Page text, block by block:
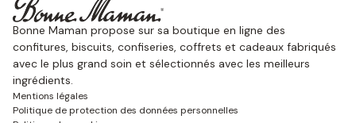
Bonne Maman propose sur sa boutique en ligne des
confitures, biscuits, confiseries, coffrets et cadeaux fabriqués
avec le plus grand soin et sélectionnés avec les meilleurs
ingrédients.
Mentions légales
Politique de protection des données personnelles